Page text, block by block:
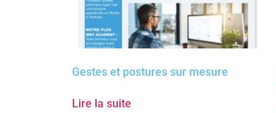
Gestes et postures sur mesure
Lire la suite